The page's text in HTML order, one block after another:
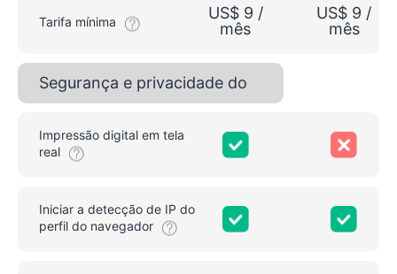
Tarifa mínima
US$ 9 /
mês
US$ 9 /
mês
Segurança e privacidade do
Impressão digital em tela
real
Iniciar a detecção de IP do
perfil do navegador